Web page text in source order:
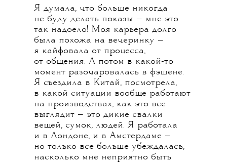
Я думала, что больше никогда
не буду делать показы — мне это
так надоело! Моя карьера долго
была похожа на вечеринку —
я кайфовала от процесса,
от общения. А потом в какой-то
момент разочаровалась в фэшене.
Я съездила в Китай, посмотрела,
в какой ситуации вообще работают
на производствах, как это все
выглядит — это дикие свалки
вещей, сумок, людей. Я работала
и в Лондоне, и в Амстердаме —
но только все больше убеждалась,
насколько мне неприятно быть